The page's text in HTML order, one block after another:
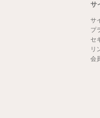
サ
サ
プ
セ
リ
会